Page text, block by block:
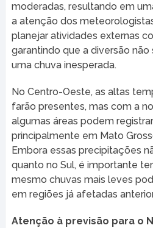
moderadas, resultando em
a atenção dos
planejar atividades externas
garantindo que a diversão
uma chuva inesperada.
No Centro-Oeste, as altas
farão presentes, mas com a
algumas áreas podem
principalmente em Mato
Embora essas precipitações
quanto no Sul, é importante
mesmo chuvas mais leves
em regiões já afetadas
Atenção à previsão para o